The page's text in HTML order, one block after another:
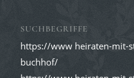
SUCHBEGRIFFE
https://www heiraten-mit-
buchhof/